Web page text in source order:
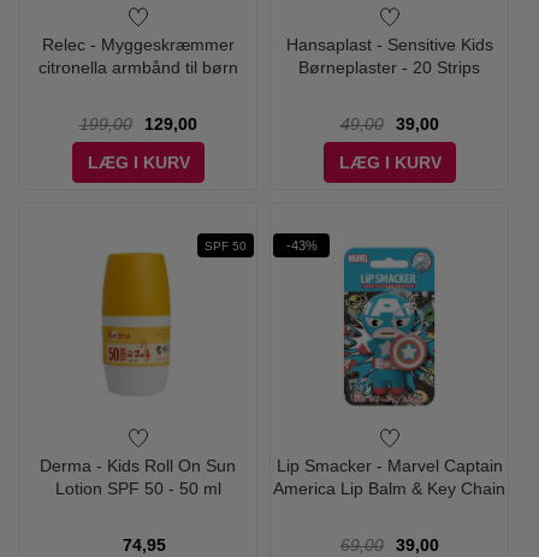
Relec - Myggeskræmmer
citronella armbånd til børn
199,00
129,00
LÆG I KURV
Hansaplast - Sensitive Kids
Børneplaster - 20 Strips
49,00
39,00
LÆG I KURV
SPF 50
Derma - Kids Roll On Sun
Lotion SPF 50 - 50 ml
74,95
-43%
Lip Smacker - Marvel Captain
America Lip Balm & Key Chain
69,00
39,00